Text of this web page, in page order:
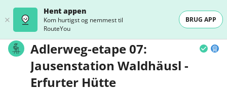
Hent appen
Kom hurtigst og nemmest til
RouteYou
BRUG APP
Adlerweg-etape 07:
Jausenstation Waldhäusl -
Erfurter Hütte